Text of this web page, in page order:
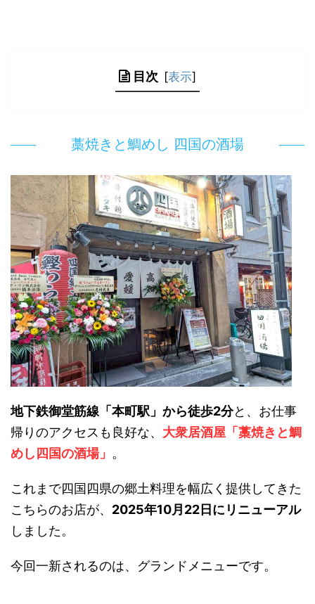
目次 [表示]
藁焼きと鯛めし 四国の酒場
地下鉄御堂筋線「本町駅」から徒歩2分と、お仕事
帰りのアクセスも良好な、 大衆居酒屋「藁焼きと鯛
めし四国の酒場」 。
これまで四国四県の郷土料理を幅広く提供してきた
こちらのお店が、 2025年10月22日にリニューアル
しました。
今回一新されるのは、グランドメニューです。